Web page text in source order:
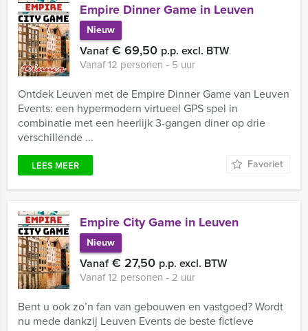
Empire Dinner Game in Leuven
Nieuw
Vanaf€ 69,50 p.p. excl. BTW
Vanaf 12 personen ‐ 5 uur
Ontdek Leuven met de Empire Dinner Game van Leuven
Events: een hypermodern virtueel GPS spel in
combinatie met een heerlijk 3-gangen diner op drie
verschillende ...
LEES MEER Favoriet
Empire City Game in Leuven
Nieuw
Vanaf€ 27,50 p.p. excl. BTW
Vanaf 12 personen ‐ 2 uur
Bent u ook zo’n fan van gebouwen en vastgoed? Wordt
nu mede dankzij Leuven Events de beste fictieve